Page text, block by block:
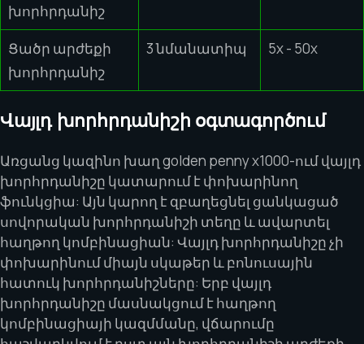
խորհրդանիշ
Ցածր արժեքի
խորհրդանիշ
3 նմանատիպ 5x - 50x
Վայլդ խորհրդանիշի օգտագործում
Առցանց կազինո խաղ golden penny x1000-ում վայլդ
խորհրդանիշը կատարում է փոխարինող
ֆունկցիա: Այն կարող է զբաղեցնել ցանկացած
սովորական խորհրդանիշի տեղը և ավարտել
հաղթող կոմբինացիան: Վայլդ խորհրդանիշը չի
փոխարինում միայն սկաթեր և բոնուսային
հատուկ խորհրդանիշները: Երբ վայլդ
խորհրդանիշը մասնակցում է հաղթող
կոմբինացիայի կազմմանը, վճարումը